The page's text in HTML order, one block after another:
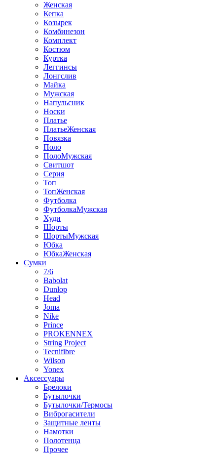
Женская
Кепка
Козырек
Комбинезон
Комплект
Костюм
Куртка
Леггинсы
Лонгслив
Майка
Мужская
Напульсник
Носки
Платье
ПлатьеЖенская
Повязка
Поло
ПолоМужская
Свитшот
Серия
Топ
ТопЖенская
Футболка
ФутболкаМужская
Худи
Шорты
ШортыМужская
Юбка
ЮбкаЖенская
Сумки
7/6
Babolat
Dunlop
Head
Joma
Nike
Prince
PROKENNEX
String Project
Tecnifibre
Wilson
Yonex
Аксессуары
Брелоки
Бутылочки
Бутылочки/Термосы
Виброгасители
Защитные ленты
Намотки
Полотенца
Прочее